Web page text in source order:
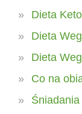
Dieta
Dieta
Dieta
Co na